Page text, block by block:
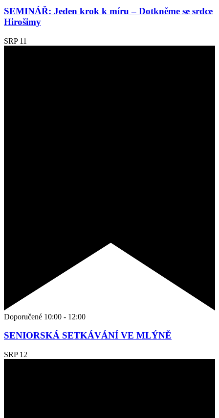
SEMINÁŘ: Jeden krok k míru – Dotkněme se srdce
Hirošimy
SRP 11
Doporučené 10:00 - 12:00
SENIORSKÁ SETKÁVÁNÍ VE MLÝNĚ
SRP 12